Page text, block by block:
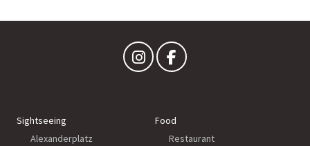
Sightseeing
Alexanderplatz
Food
Restaurant